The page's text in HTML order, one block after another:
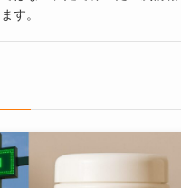
す。